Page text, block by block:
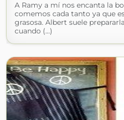
A Ramy a mí nos encanta la
comemos cada tanto ya que
grasosa. Albert suele
cuando (...)